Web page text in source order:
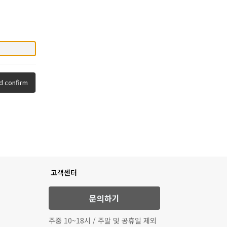
confirm
고객센터
문의하기
주중 10~18시 / 주말 및 공휴일 제외